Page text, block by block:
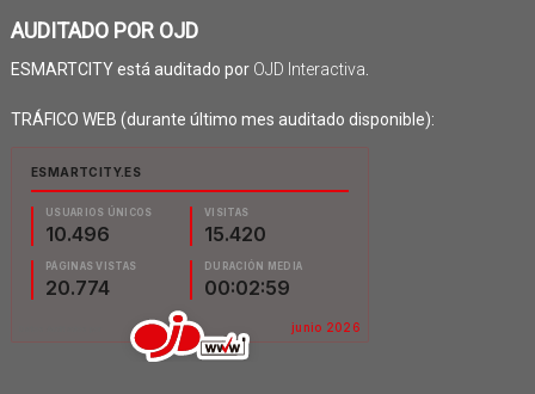
AUDITADO POR OJD
ESMARTCITY está auditado por OJD Interactiva
TRÁFICO WEB (durante último mes auditado disponible):